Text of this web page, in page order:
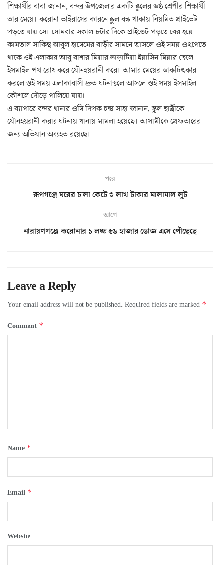
শিক্ষার্থীর বাবা জানান, বন্দর উপজেলার একটি স্কুলের ৬ষ্ঠ শ্রেণীর শিক্ষার্থী
তার মেয়ে। করোনা ভাইরাসের কারনে স্কুল বন্ধ থাকায় নিয়মিত প্রাইভেট
পড়তে যায় সে। সোমবার সকাল ৮টার দিকে প্রাইভেট পড়তে বের হয়ে
কামতাল সাকিন্থ আবুল হাসেমের বাড়ীর সামনে আসলে ওই সময় ওৎপেতে
থাকে ওই এলাকার আবু বাশার মিয়ার ভাড়াটিয়া ইয়াসিন মিয়ার ছেলে
ইসমাইল পথ রোধ করে যৌনহয়রানী করে। আমার মেয়ের ডাকচিৎকার
করলে ওই সময় এলাকাবাসী দ্রুত ঘটনাস্থলে আসলে ওই সময় ইসমাইল
কৌশলে দৌড়ে পালিয়ে যায়।
এ ব্যাপারে বন্দর থানার ওসি দিপক চন্দ্র সাহা জানান, স্কুল ছাত্রীকে
যৌনহয়রানী করার ঘটনায় থানায় মামলা হয়েছে। আসামীকে গ্রেফতারের
জন্য অভিযান অব্যহত র‍য়েছে।
পরে
রূপগঞ্জে ঘরের চালা কেটে ৩ লাখ টাকার মালামাল লুট
আগে
নারায়ণগঞ্জে করোনার ১ লক্ষ ৫৬ হাজার ডোজ এসে পৌছেছে
Leave a Reply
Your email address will not be published. Required fields are marked *
Comment *
Name *
Email *
Website